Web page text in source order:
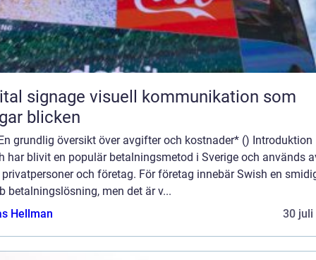
visuell kommunikation som
blicken
grundlig översikt över avgifter och kostnader* () Introduktion
har blivit en populär betalningsmetod i Sverige och används
och företag. För företag innebär Swish en
betalningslösning, men det är v...
Hellman
30 juli